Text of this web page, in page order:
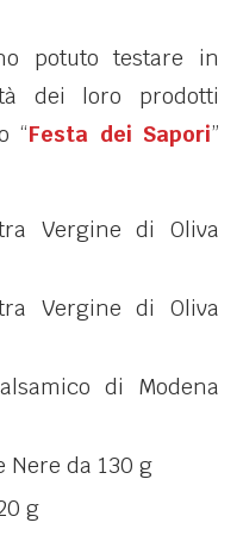
potuto testare in
dei loro prodotti
“Festa dei Sapori”
Vergine di Oliva
Vergine di Oliva
di Modena
Nere da 130 g
g